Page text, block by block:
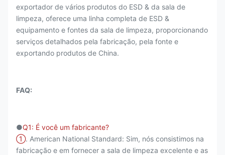
exportador de vários produtos do ESD & da sala de
limpeza, oferece uma linha completa de ESD &
equipamento e fontes da sala de limpeza, proporcionando
serviços detalhados pela fabricação, pela fonte e
exportando produtos de China.
FAQ:
●Q1: É você um fabricante?
①. American National Standard: Sim, nós consistimos na
fabricação e em fornecer a sala de limpeza excelente e as